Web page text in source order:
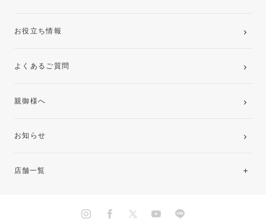
お役立ち情報
よくあるご質問
親御様へ
お知らせ
店舗一覧